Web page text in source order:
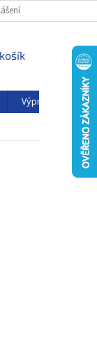
Výprodej